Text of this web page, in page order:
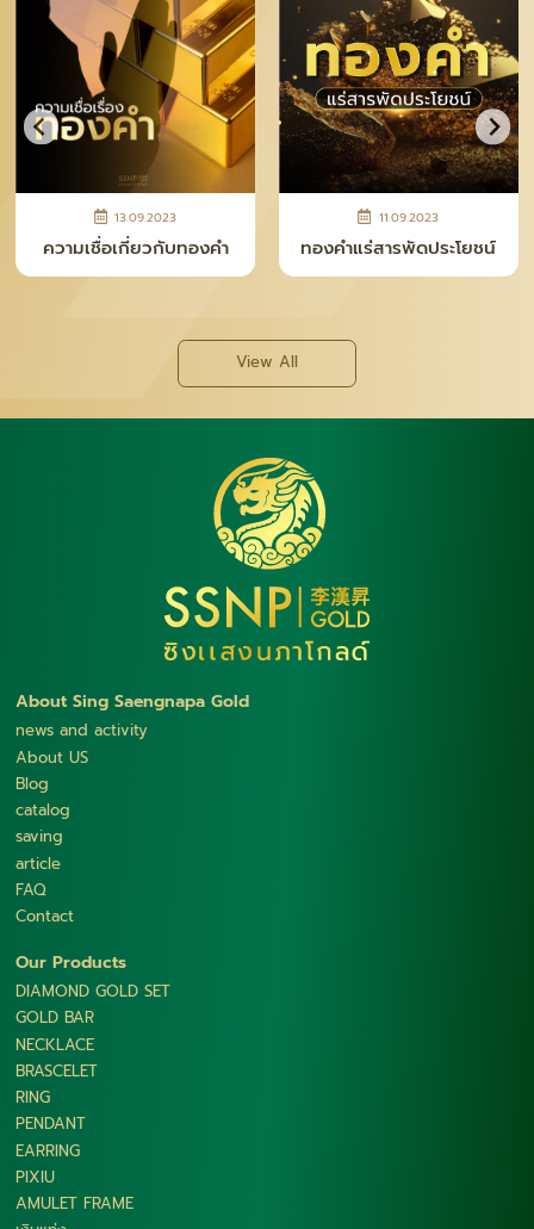
28.04.2026
ความจริงหลังเคาน์เตอร์ ที่
คนซื้อทอง–เงินควรรู้
12.11.2025
ทำไม “เงินแท่ง SNP” ถึง
กลายเป็นเทรนด์ใหม่ของยุค
View All
About Sing Saengnapa Gold
news and activity
About US
Blog
catalog
saving
article
FAQ
Contact
Our Products
DIAMOND GOLD SET
GOLD BAR
NECKLACE
BRASCELET
RING
PENDANT
EARRING
PIXIU
AMULET FRAME